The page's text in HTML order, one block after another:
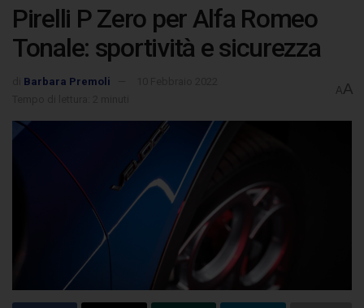
Pirelli P Zero per Alfa Romeo
Tonale: sportività e sicurezza
Barbara Premoli
AA